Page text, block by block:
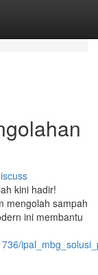
kini hadir!
mengolah sampah
ini membantu